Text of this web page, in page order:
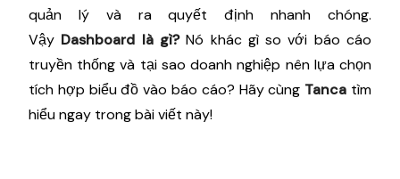
quản lý và ra quyết định nhanh chóng.
Vậy Dashboard là gì?Nó khác gì so với báo cáo
truyền thống và tại sao doanh nghiệp nên lựa chọn
tích hợp biểu đồ vào báo cáo? Hãy cùng Tanca tìm
hiểu ngay trong bài viết này!